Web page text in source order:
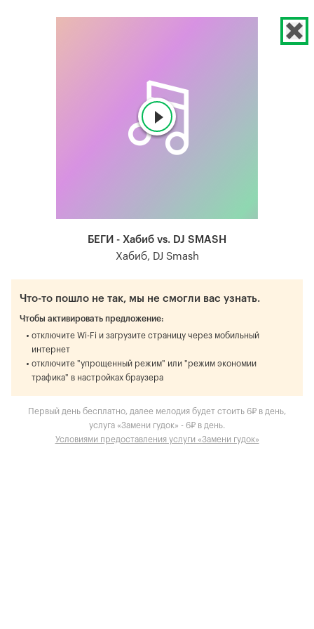
БЕГИ - Хабиб vs. DJ SMASH
Хабиб, DJ Smash
Что-то пошло не так, мы не смогли вас узнать.
Чтобы активировать предложение:
отключите Wi-Fi и загрузите страницу через мобильный
интернет
отключите "упрощенный режим" или "режим экономии
трафика" в настройках браузера
Первый день бесплатно, далее мелодия будет стоить 6₽ в день,
услуга «Замени гудок» - 6₽ в день.
Условиями предоставления услуги «Замени гудок»